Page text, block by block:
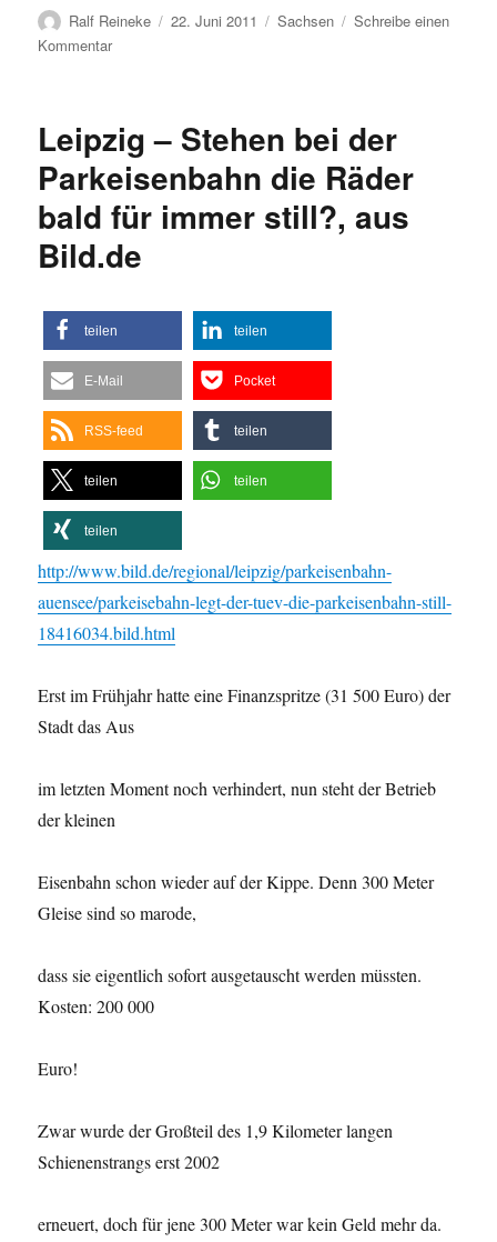
Autor
Ralf Reineke
Veröffentlicht
22. Juni 2011 Kategorien
Sachsen
Schreibe einen
Kommentarzu
zweiten
Bauabschnitt
der
Weißeritztalbahn
freigegeben
Leipzig – Stehen bei der
Parkeisenbahn die Räder
bald für immer still?, aus
Bild.de
teilen teilen
E-Mail Pocket
RSS-feed teilen
teilen teilen
teilen
http://www.bild.de/regional/leipzig/parkeisenbahn-
auensee/parkeisebahn-legt-der-tuev-die-parkeisenbahn-still-
18416034.bild.html
Erst im Frühjahr hatte eine Finanzspritze (31 500 Euro) der
Stadt das Aus
im letzten Moment noch verhindert, nun steht der Betrieb
der kleinen
Eisenbahn schon wieder auf der Kippe. Denn 300 Meter
Gleise sind so marode,
dass sie eigentlich sofort ausgetauscht werden müssten.
Kosten: 200 000
Euro!
Zwar wurde der Großteil des 1,9 Kilometer langen
Schienenstrangs erst 2002
erneuert, doch für jene 300 Meter war kein Geld mehr da.